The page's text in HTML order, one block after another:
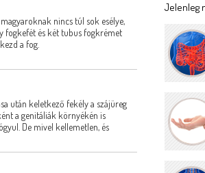
nincs túl sok esélye,
fogkefét és két tubus fogkrémet
a fog.
után keletkező fekély a szájüreg
a genitáliák környékén is
De mivel kellemetlen, és
Jelenleg